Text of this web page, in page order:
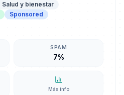
Salud y bienestar
Sponsored
SPAM
7%
Más info